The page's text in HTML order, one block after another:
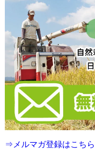
⇒メルマガ登録はこちら